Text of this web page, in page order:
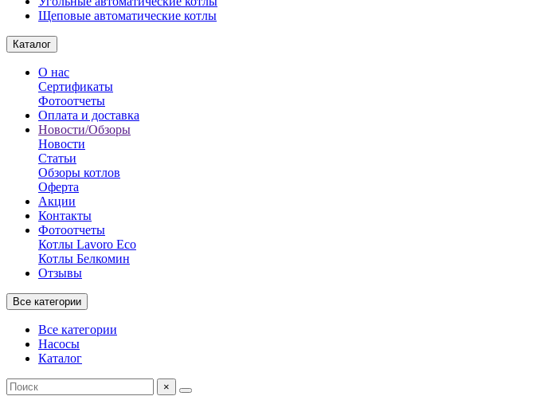
Щеповые автоматические котлы
Каталог
О нас
Сертификаты
Фотоотчеты
Оплата и доставка
Новости/Обзоры
Новости
Статьи
Обзоры котлов
Оферта
Акции
Контакты
Фотоотчеты
Котлы Lavoro Eco
Котлы Белкомин
Отзывы
Все категории
Все категории
Насосы
Каталог
×